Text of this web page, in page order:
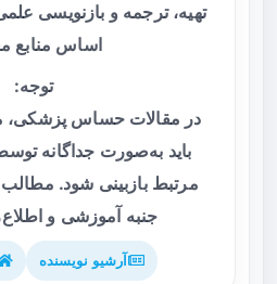
تهیه، ترجمه و بازنویسی
اساس منابع
توجه:
در مقالات حساس پزشکی،
باید به‌صورت جداگانه
مرتبط بازبینی شود.
جنبه آموزشی و
آرشیو نویسنده